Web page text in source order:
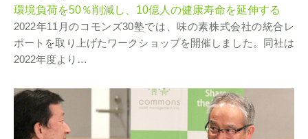
環境負荷を50％削減し、10億人の健康寿命を延伸する
2022年11月のコモンズ30塾では、味の素株式会社の統合レ
ポートを取り上げたワークショップを開催しました。同社は
2022年度より…